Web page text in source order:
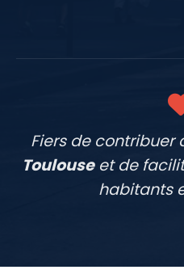
Fiers de contribuer
Toulouseet de
habitants